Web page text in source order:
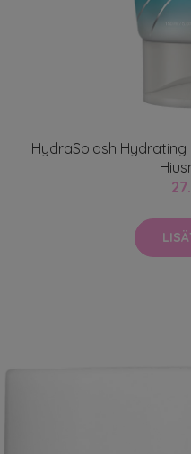
HydraSplash Hydrating